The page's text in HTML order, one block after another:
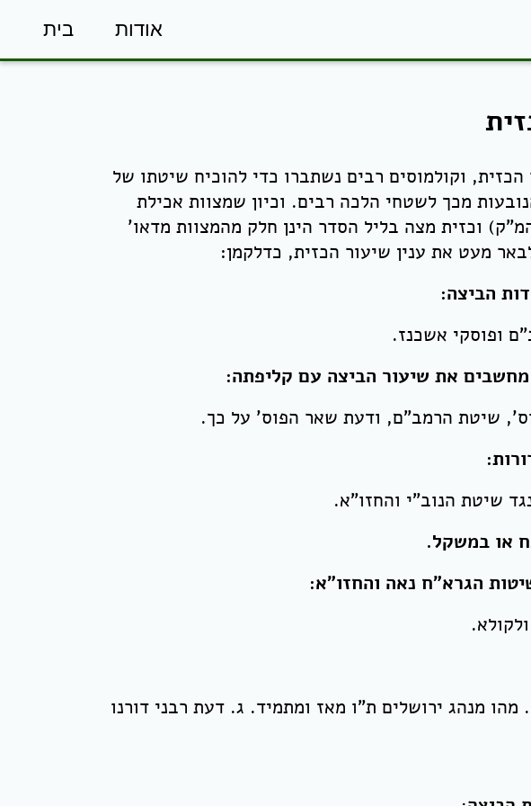
אודות בית
וקולמוסים רבים נשתברו כדי להוכיח שיטתו של
מכך לשטחי הלכה רבים. וכיון שמצוות אכילת
וכזית מצה בליל הסדר הינן חלק מהמצוות מדאו'
מעט את ענין שיעור הכזית, כדלקמן:
הביצה:
ופוסקי אשכנז.
את שיעור הביצה עם קליפתה:
שיטת הרמב"ם, ודעת שאר הפוס' על כך.
שיטת הנוב"י והחזו"א.
או במשקל.
הגרא"ח נאה והחזו"א:
מנהג ירושלים ת"ו מאז ומתמיד. ג. דעת רבני דורנו